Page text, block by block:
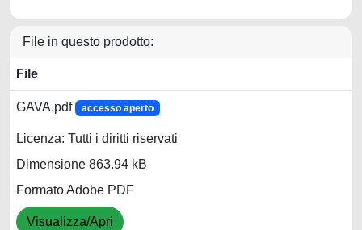
File in questo prodotto:
File
GAVA.pdf accesso aperto
Licenza: Tutti i diritti riservati
Dimensione 863.94 kB
Formato Adobe PDF
Visualizza/Apri